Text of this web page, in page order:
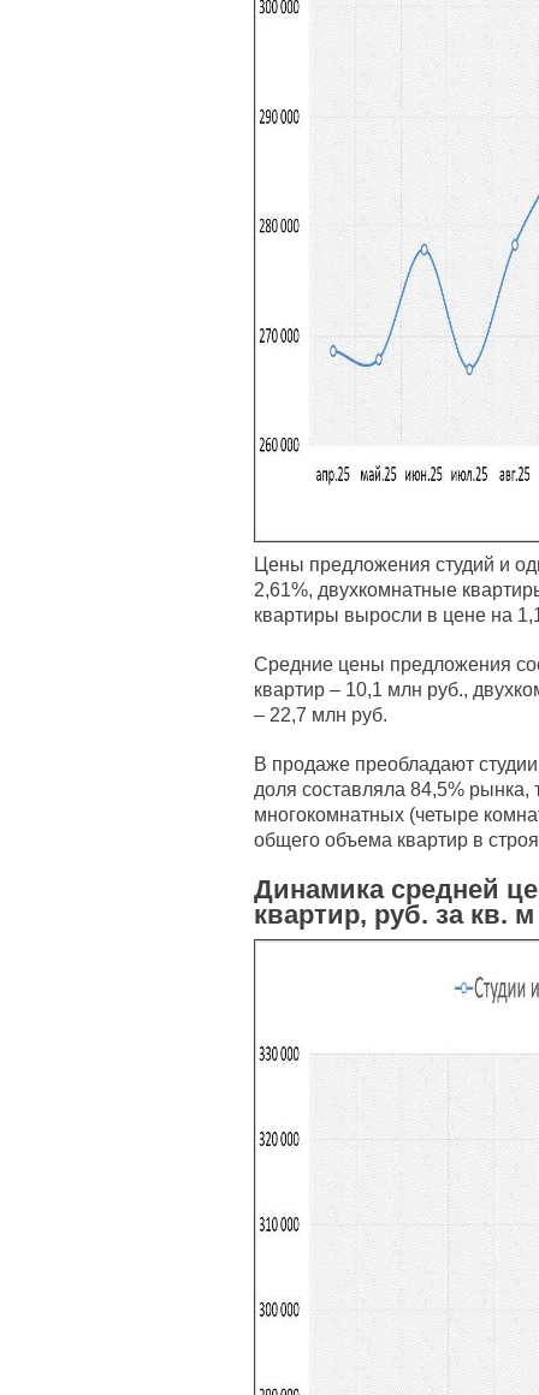
Цены предложения студий и
2,61%, двухкомнатные
квартиры выросли в цене на
Средние цены предложения
квартир – 10,1 млн руб.,
– 22,7 млн руб.
В продаже преобладают
доля составляла 84,5%
многокомнатных (четыре
общего объема квартир в
Динамика средней
квартир, руб. за кв. м